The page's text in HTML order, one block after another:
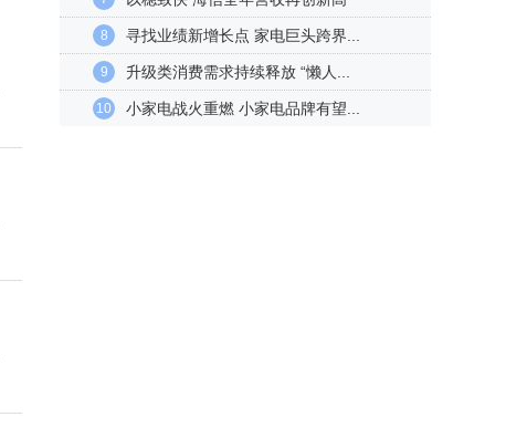
8 寻找业绩新增长点 家电巨头跨界...
9 升级类消费需求持续释放 “懒人...
10 小家电战火重燃 小家电品牌有望...